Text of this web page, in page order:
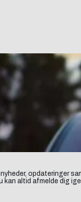
opdateringer
kan altid afmelde dig